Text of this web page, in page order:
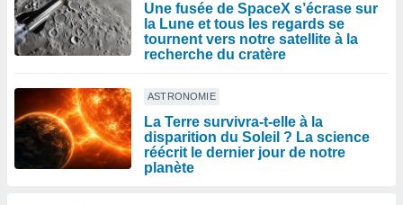
Une fusée de SpaceX s’écrase sur
la Lune et tous les regards se
tournent vers notre satellite à la
recherche du cratère
ASTRONOMIE
La Terre survivra-t-elle à la
disparition du Soleil ? La science
réécrit le dernier jour de notre
planète